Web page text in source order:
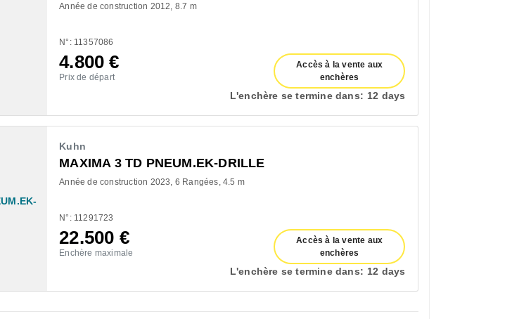
Année de construction 2012 8.7 m
N°: 11357086
4.800€
Prix de départ
Accès à la vente aux
enchères
L'enchère se termine dans: 12 days
Kuhn
MAXIMA 3 TD PNEUM.EK-DRILLE
Année de construction 2023 6 Rangées 4.5 m
N°: 11291723
22.500 €
Enchère maximale
Accès à la vente aux
enchères
L'enchère se termine dans: 12 days